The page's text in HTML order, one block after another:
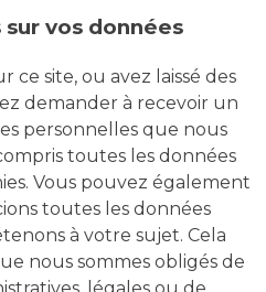
vos données
ce site, ou avez laissé des
demander à recevoir un
personnelles que nous
toutes les données
Vous pouvez également
toutes les données
à votre sujet. Cela
nous sommes obligés de